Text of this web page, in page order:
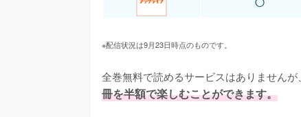
※配信状況は9月23日時点のものです。
全巻無料で読めるサービスはありませんが、
冊を半額で楽しむことができます。